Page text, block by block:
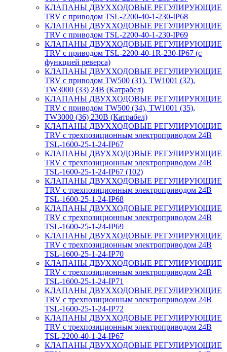
КЛАПАНЫ ДВУХХОДОВЫЕ РЕГУЛИРУЮЩИЕ
TRV с приводом TSL-2200-40-1-230-IP68
КЛАПАНЫ ДВУХХОДОВЫЕ РЕГУЛИРУЮЩИЕ
TRV с приводом TSL-2200-40-1-230-IP69
КЛАПАНЫ ДВУХХОДОВЫЕ РЕГУЛИРУЮЩИЕ
TRV с приводом TSL-2200-40-1R-230-IP67 (с
функцией реверса)
КЛАПАНЫ ДВУХХОДОВЫЕ РЕГУЛИРУЮЩИЕ
TRV с приводом TW500 (31), TW1001 (32),
TW3000 (33) 24В (Катрабел)
КЛАПАНЫ ДВУХХОДОВЫЕ РЕГУЛИРУЮЩИЕ
TRV с приводом TW500 (34), TW1001 (35),
TW3000 (36) 230В (Катрабел)
КЛАПАНЫ ДВУХХОДОВЫЕ РЕГУЛИРУЮЩИЕ
TRV с трехпозиционным электроприводом 24В
TSL-1600-25-1-24-IP67
КЛАПАНЫ ДВУХХОДОВЫЕ РЕГУЛИРУЮЩИЕ
TRV с трехпозиционным электроприводом 24В
TSL-1600-25-1-24-IP67 (102)
КЛАПАНЫ ДВУХХОДОВЫЕ РЕГУЛИРУЮЩИЕ
TRV с трехпозиционным электроприводом 24В
TSL-1600-25-1-24-IP68
КЛАПАНЫ ДВУХХОДОВЫЕ РЕГУЛИРУЮЩИЕ
TRV с трехпозиционным электроприводом 24В
TSL-1600-25-1-24-IP69
КЛАПАНЫ ДВУХХОДОВЫЕ РЕГУЛИРУЮЩИЕ
TRV с трехпозиционным электроприводом 24В
TSL-1600-25-1-24-IP70
КЛАПАНЫ ДВУХХОДОВЫЕ РЕГУЛИРУЮЩИЕ
TRV с трехпозиционным электроприводом 24В
TSL-1600-25-1-24-IP71
КЛАПАНЫ ДВУХХОДОВЫЕ РЕГУЛИРУЮЩИЕ
TRV с трехпозиционным электроприводом 24В
TSL-1600-25-1-24-IP72
КЛАПАНЫ ДВУХХОДОВЫЕ РЕГУЛИРУЮЩИЕ
TRV с трехпозиционным электроприводом 24В
TSL-2200-40-1-24-IP67
КЛАПАНЫ ДВУХХОДОВЫЕ РЕГУЛИРУЮЩИЕ